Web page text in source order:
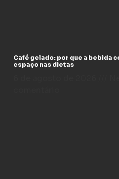
Café gelado: por que a bebida
espaço nas dietas